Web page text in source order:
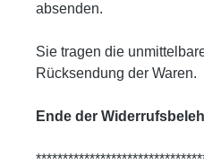
absenden.
Sie tragen die
Rücksendung der Waren.
Ende der